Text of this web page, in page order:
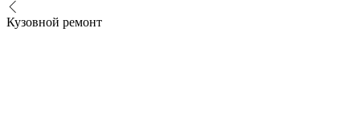
Кузовной ремонт